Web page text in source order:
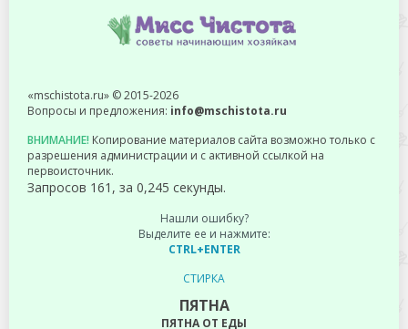
«mschistota.ru» © 2015-2026
Вопросы и предложения: info@mschistota.ru
ВНИМАНИЕ! Копирование материалов сайта возможно только с
разрешения администрации и с активной ссылкой на
первоисточник.
Запросов 161, за 0,245 секунды.
Нашли ошибку?
Выделите ее и нажмите:
CTRL+ENTER
СТИРКА
ПЯТНА
ПЯТНА ОТ ЕДЫ